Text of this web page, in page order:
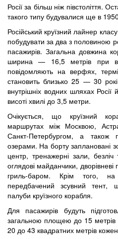
Росії за більш ніж півстоліття.
такого типу будувалися ще в
Російський круїзний лайнер
побудувати за два з половиною
пасажирів. Загальна довжина
ширина — 16,5 метрів при
повідомляють на верфях,
становить близько 25 — 30
внутрішніх водних шляхах
висоті хвилі до 3,5 метри.
Очікується, що круїзний
маршрутах між Москвою,
Санкт-Петербургом, а також
озерами. На борту заплановані
центр, тренажерні зали, безліч
оглядові майданчики,
гриль-баром. Крім того,
передбачений зсувний тент,
палуби круїзного корабля.
Для пасажирів будуть
загальною площею до 15
20 до 43 квадратних метрів